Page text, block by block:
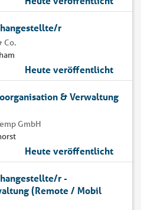
r
Co.
Heute veröffentlicht
& Verwaltung
GmbH
Heute veröffentlicht
r -
(Remote / Mobil